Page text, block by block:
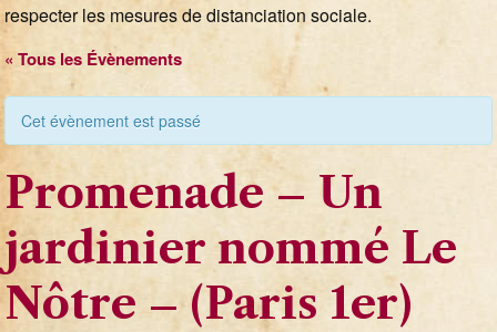
respecter les mesures de distanciation sociale.
« Tous les Évènements
Cet évènement est passé
Promenade– Un
jardinier nommé Le
Nôtre – (Paris 1er)